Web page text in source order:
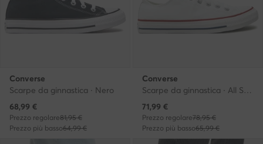
Converse
Scarpe da ginnastica · Nero
Prezzo attuale
68,99 €
Prezzo regolare81,95 €
Prezzo più basso64,99 €
Converse
Scarpe da ginnastica · All Star · Bianco
Prezzo attuale
71,99 €
Prezzo regolare78,95 €
Prezzo più basso65,99 €